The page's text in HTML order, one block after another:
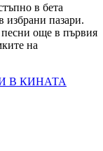
в бета
избрани пазари.
песни още в първия
на
В КИНАТА